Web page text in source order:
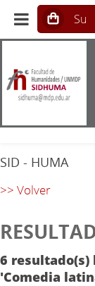
SID - HUMA
>> Volver
6
'Comedia